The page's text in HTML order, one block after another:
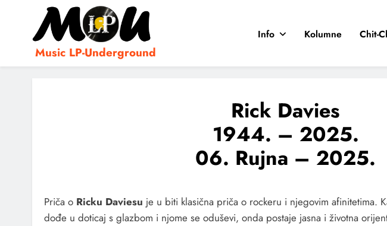
Music LP-Underground
Info Kolumne Chit-
Rick Davies
1944. – 2025.
06. Rujna – 2025.
Priča o Ricku Daviesu je u biti klasična priča o rockeru i njegovim afinitetima.
dođe u doticaj s glazbom i njome se oduševi, onda postaje jasna i životna